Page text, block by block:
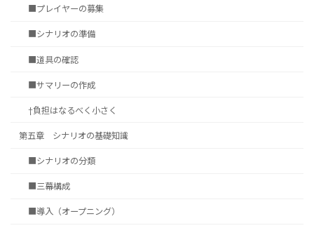
■プレイヤーの募集
■シナリオの準備
■道具の確認
■サマリーの作成
†負担はなるべく小さく
第五章 シナリオの基礎知識
■シナリオの分類
■三幕構成
■導入（オープニング）